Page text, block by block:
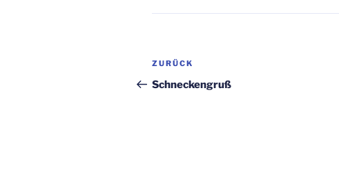
Beitragsnavigation
Vorheriger
Beitrag
ZURÜCK
Schneckengruß